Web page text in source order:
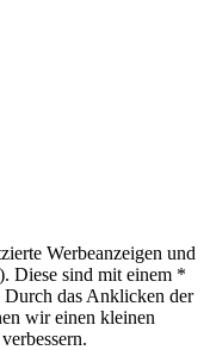
Werbeanzeigen und
Diese sind mit einem *
das Anklicken der
wir einen kleinen